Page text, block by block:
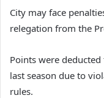
City may face
relegation from the
Points were
last season due to
rules.